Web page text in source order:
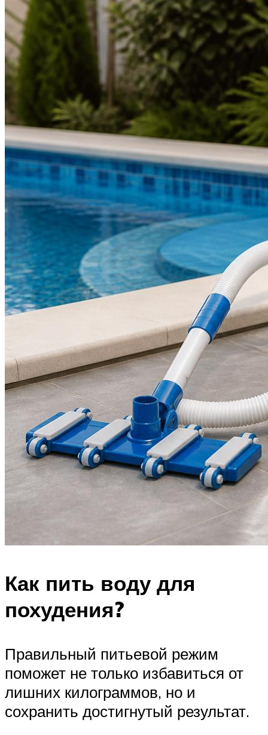
Как пить воду для
похудения?
Правильный питьевой режим
поможет не только избавиться от
лишних килограммов, но и
сохранить достигнутый результат.